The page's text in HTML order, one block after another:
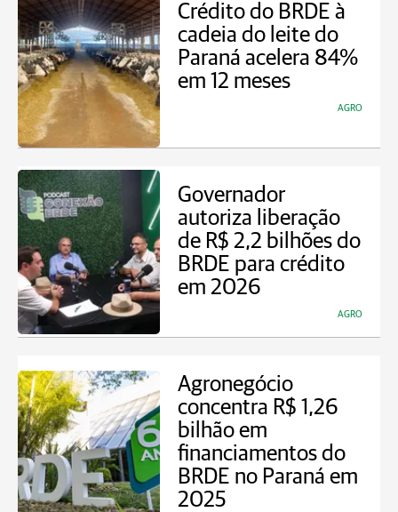
Crédito do BRDE à
cadeia do leite do
Paraná acelera 84%
em 12 meses
AGRO
Governador
autoriza liberação
de R$ 2,2 bilhões do
BRDE para crédito
em 2026
AGRO
Agronegócio
concentra R$ 1,26
bilhão em
financiamentos do
BRDE no Paraná em
2025